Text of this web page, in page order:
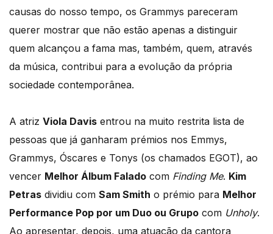
causas do nosso tempo, os Grammys pareceram
querer mostrar que não estão apenas a distinguir
quem alcançou a fama mas, também, quem, através
da música, contribui para a evolução da própria
sociedade contemporânea.
A atriz Viola Davis entrou na muito restrita lista de
pessoas que já ganharam prémios nos Emmys,
Grammys, Óscares e Tonys (os chamados EGOT), ao
vencer Melhor Álbum Falado com Finding Me. Kim
Petras dividiu com Sam Smith o prémio para Melhor
Performance Pop por um Duo ou Grupo com Unholy.
Ao apresentar, depois, uma atuação da cantora